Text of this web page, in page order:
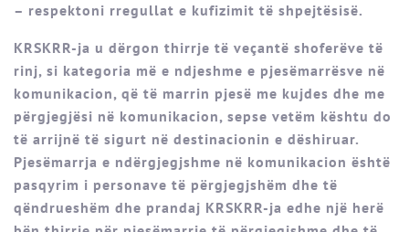
– respektoni rregullat e kufizimit të shpejtësisë.
KRSKRR-ja u dërgon thirrje të veçantë shoferëve të
rinj, si kategoria më e ndjeshme e pjesëmarrësve në
komunikacion, që të marrin pjesë me kujdes dhe me
përgjegjësi në komunikacion, sepse vetëm kështu do
të arrijnë të sigurt në destinacionin e dëshiruar.
Pjesëmarrja e ndërgjegjshme në komunikacion është
pasqyrim i personave të përgjegjshëm dhe të
qëndrueshëm dhe prandaj KRSKRR-ja edhe një herë